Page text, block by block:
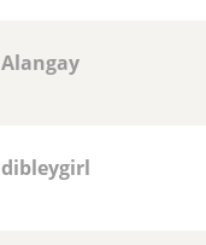
Alangay
dibleygirl